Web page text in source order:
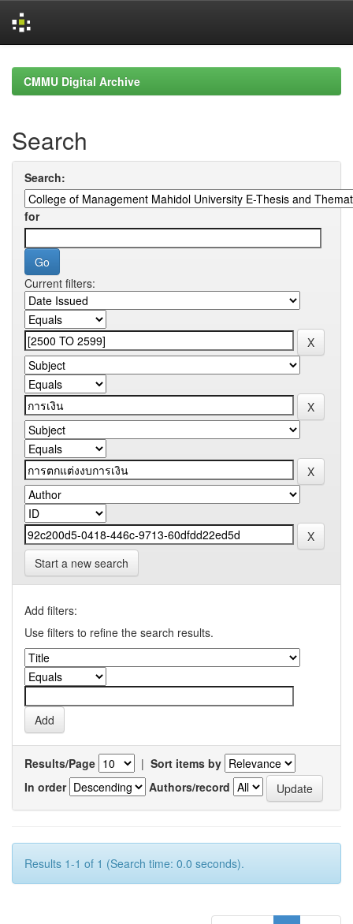
navigationCMMU Digital Archive
Search
Search:
for
Current filters:
Start a new search
Add filters:
Use filters to refine the search results.
Results/Page | Sort items by
In order
Authors/record
Results 1-1 of 1 (Search time: 0.0 seconds).